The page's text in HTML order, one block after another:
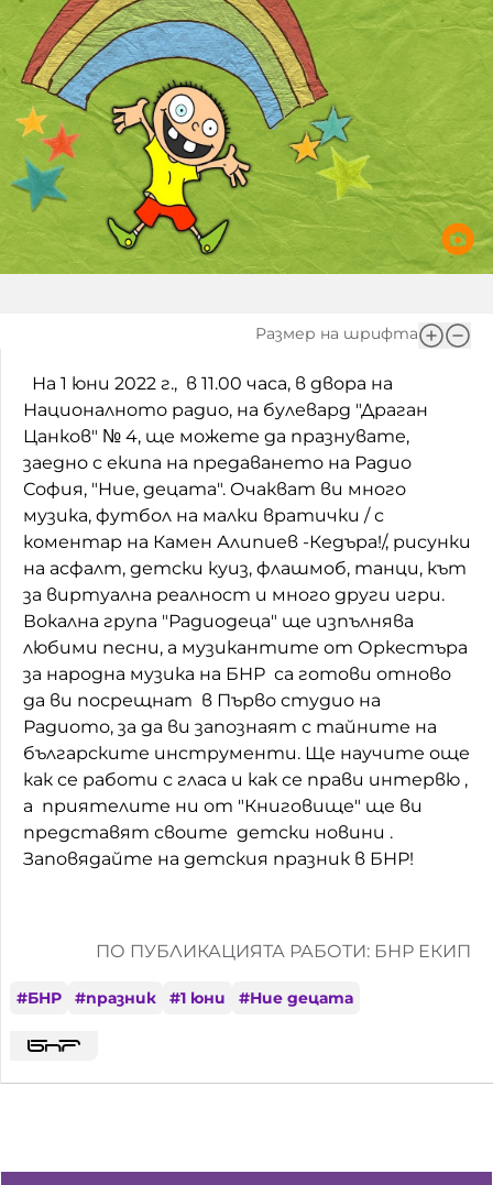
Фантазирай
Приказки
История на изкуството
Музикална кутийка
От соул до рокендрол
Междучасие
Златната ябълка
Непознатите думи
Като Айнщайн
Домашен любимец
Питаме Ви
До ре ми
Игри
Кои сме ние?
За вас, родители
БНР
БНР Новини
Архивен фонд на БНР
Размер на шрифта
На 1 юни 2022 г., в 11.00 часа, в двора на
Националното радио, на булевард "Драган
Цанков" № 4, ще можете да празнувате,
заедно с екипа на предаването на Радио
София, "Ние, децата". Очакват ви много
музика, футбол на малки вратички / с
коментар на Камен Алипиев -Кедъра!/, рисунки
на асфалт, детски куиз, флашмоб, танци, кът
за виртуална реалност и много други игри.
Вокална група "Радиодеца" ще изпълнява
любими песни, а музикантите от Оркестъра
за народна музика на БНР са готови отново
да ви посрещнат в Първо студио на
Радиото, за да ви запознаят с тайните на
българските инструменти. Ще научите още
как се работи с гласа и как се прави интервю ,
а приятелите ни от "Книговище" ще ви
представят своите детски новини .
Заповядайте на детския празник в БНР!
ПО ПУБЛИКАЦИЯТА РАБОТИ: БНР ЕКИП
#БНР #празник #1 юни #Ние децата